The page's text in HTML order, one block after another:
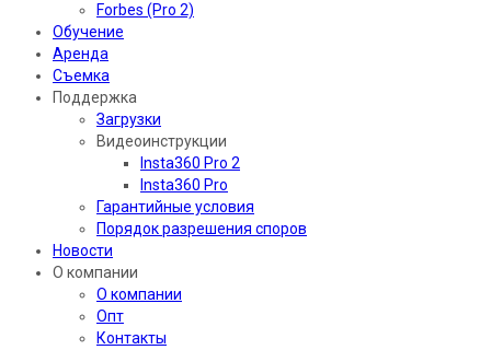
Forbes (Pro 2)
Обучение
Аренда
Съемка
Поддержка
Загрузки
Видеоинструкции
Insta360 Pro 2
Insta360 Pro
Гарантийные условия
Порядок разрешения споров
Новости
О компании
О компании
Опт
Контакты